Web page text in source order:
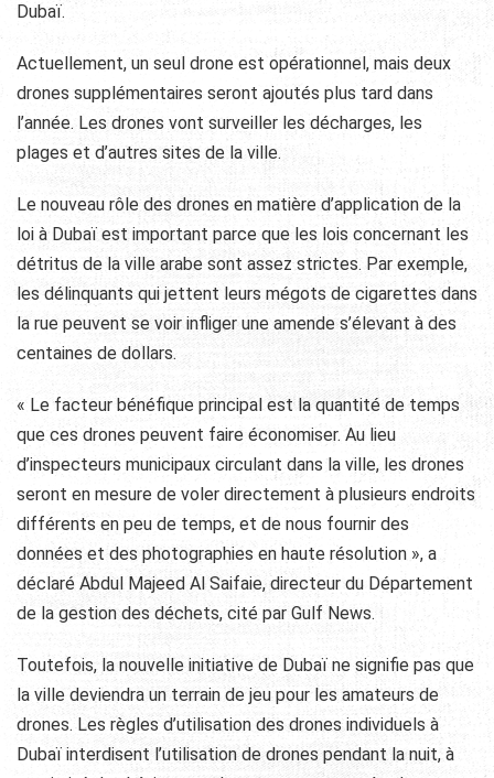
Dubaï.
Actuellement, un seul drone est opérationnel, mais deux
drones supplémentaires seront ajoutés plus tard dans
l’année. Les drones vont surveiller les décharges, les
plages et d’autres sites de la ville.
Le nouveau rôle des drones en matière d’application de la
loi à Dubaï est important parce que les lois concernant les
détritus de la ville arabe sont assez strictes. Par exemple,
les délinquants qui jettent leurs mégots de cigarettes dans
la rue peuvent se voir infliger une amende s’élevant à des
centaines de dollars.
« Le facteur bénéfique principal est la quantité de temps
que ces drones peuvent faire économiser. Au lieu
d’inspecteurs municipaux circulant dans la ville, les drones
seront en mesure de voler directement à plusieurs endroits
différents en peu de temps, et de nous fournir des
données et des photographies en haute résolution », a
déclaré Abdul Majeed Al Saifaie, directeur du Département
de la gestion des déchets, cité par Gulf News.
Toutefois, la nouvelle initiative de Dubaï ne signifie pas que
la ville deviendra un terrain de jeu pour les amateurs de
drones. Les règles d’utilisation des drones individuels à
Dubaï interdisent l’utilisation de drones pendant la nuit, à